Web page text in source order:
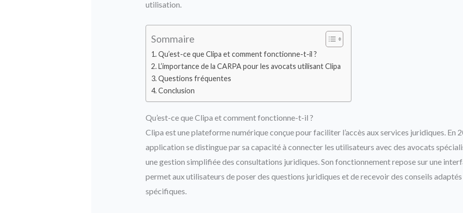
utilisation.
Sommaire
Qu’est-ce que Clipa et comment fonctionne-t-il ?
L’importance de la CARPA pour les avocats utilisant Clipa
Questions fréquentes
Conclusion
Qu’est-ce que Clipa et comment fonctionne-t-il ?
Clipa est une plateforme numérique conçue pour faciliter l’accès aux services juridiques. En
application se distingue par sa capacité à connecter les utilisateurs avec des avocats
une gestion simplifiée des consultations juridiques. Son fonctionnement repose sur une
permet aux utilisateurs de poser des questions juridiques et de recevoir des conseils adaptés
spécifiques.